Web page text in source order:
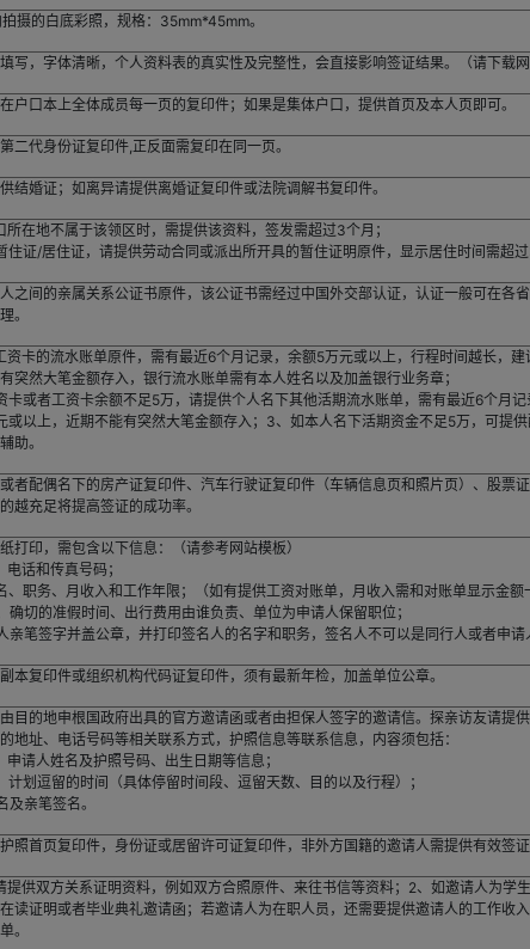
摄的白底彩照，规格：35mm*45mm。
写，字体清晰，个人资料表的真实性及完整性，会直接影响签证结果。（请下载网
户口本上全体成员每一页的复印件；如果是集体户口，提供首页及本人页即可。
二代身份证复印件,正反面需复印在同一页。
结婚证；如离异请提供离婚证复印件或法院调解书复印件。
所在地不属于该领区时，需提供该资料，签发需超过3个月；
住证/居住证，请提供劳动合同或派出所开具的暂住证明原件，显示居住时间需超过
之间的亲属关系公证书原件，该公证书需经过中国外交部认证，认证一般可在各
。
资卡的流水账单原件，需有最近6个月记录，余额5万元或以上，行程时间越长，建
突然大笔金额存入，银行流水账单需有本人姓名以及加盖银行业务章；
卡或者工资卡余额不足5万，请提供个人名下其他活期流水账单，需有最近6个月
或以上，近期不能有突然大笔金额存入；3、如本人名下活期资金不足5万，可提供
助。
者配偶名下的房产证复印件、汽车行驶证复印件（车辆信息页和照片页）、股票
越充足将提高签证的成功率。
打印，需包含以下信息：（请参考网站模板）
电话和传真号码；
、职务、月收入和工作年限；（如有提供工资对账单，月收入需和对账单显示金额
确切的准假时间、出行费用由谁负责、单位为申请人保留职位；
亲笔签字并盖公章，并打印签名人的名字和职务，签名人不可以是同行人或者申请
本复印件或组织机构代码证复印件，须有最新年检，加盖单位公章。
目的地申根国政府出具的官方邀请函或者由担保人签字的邀请信。探亲访友请提供
地址、电话号码等相关联系方式，护照信息等联系信息，内容须包括：
申请人姓名及护照号码、出生日期等信息；
计划逗留的时间（具体停留时间段、逗留天数、目的以及行程）；
及亲笔签名。
照首页复印件，身份证或居留许可证复印件，非外方国籍的邀请人需提供有效签证
提供双方关系证明资料，例如双方合照原件、来往书信等资料；2、如邀请人为学
读证明或者毕业典礼邀请函；若邀请人为在职人员，还需要提供邀请人的工作收
。